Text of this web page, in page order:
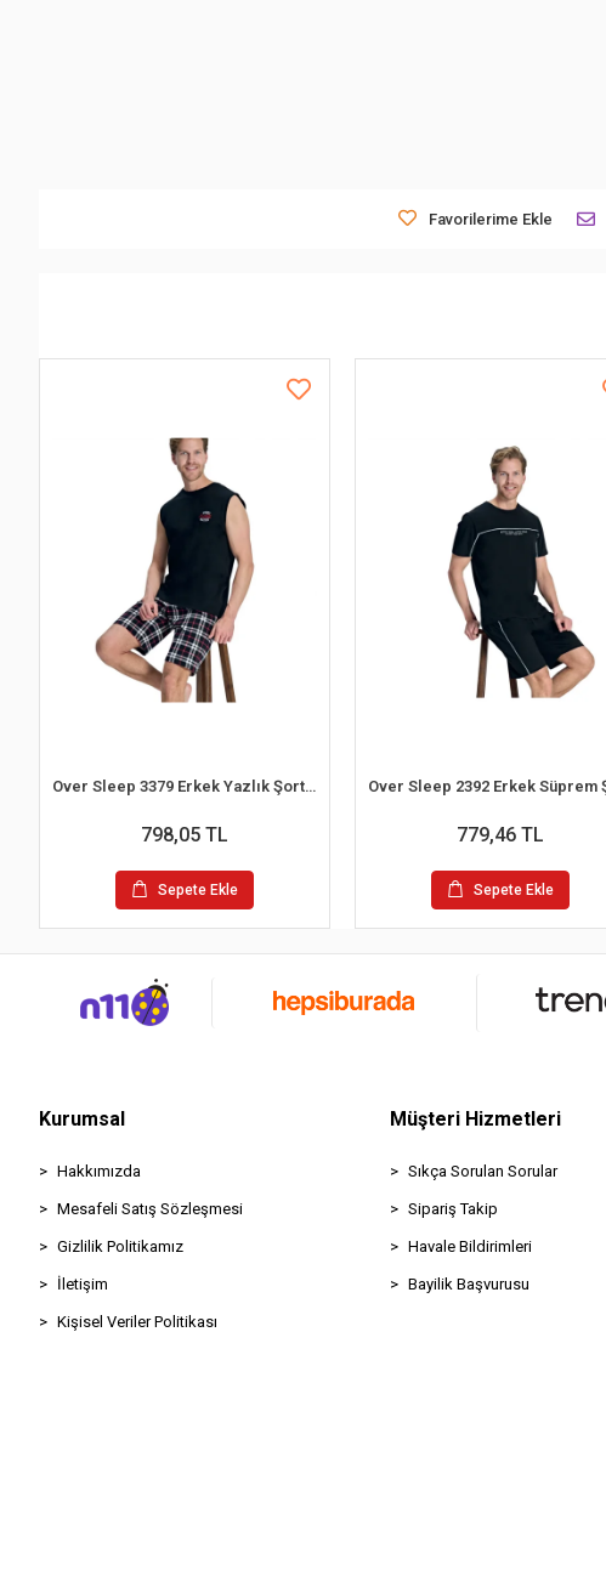
Favorilerime Ekle
Over Sleep 3379 Erkek Yazlık Şort Pijama Takım (M-L-XL-2XL)
798,05 TL
Sepete Ekle
779,46 TL
Sepete Ekle
Kurumsal
Hakkımızda
Mesafeli Satış Sözleşmesi
Gizlilik Politikamız
İletişim
Kişisel Veriler Politikası
Müşteri Hizmetleri
Sıkça Sorulan Sorular
Sipariş Takip
Havale Bildirimleri
Bayilik Başvurusu